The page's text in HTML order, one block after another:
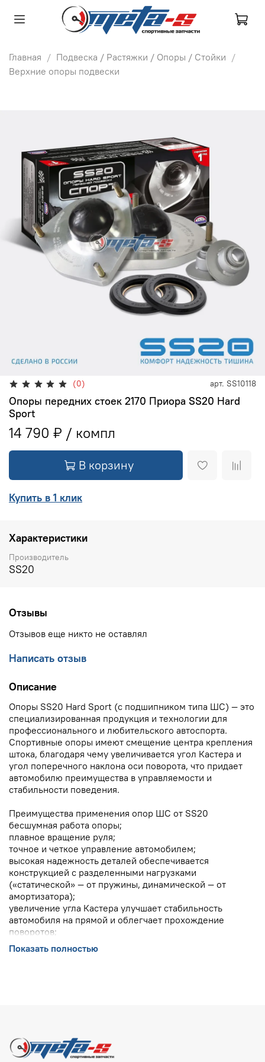
Главная
Подвеска / Растяжки / Опоры / Стойки
Верхние опоры подвески
(0) арт. SS10118
Опоры передних стоек 2170 Приора SS20 Hard
Sport
14 790 ₽
В корзину
Купить в 1 клик
Характеристики
Производитель
SS20
Отзывы
Отзывов еще никто не оставлял
Написать отзыв
Описание
Опоры SS20 Hard Sport (с подшипником типа ШС) — это
специализированная продукция и технологии для
профессионального и любительского автоспорта.
Спортивные опоры имеют смещение центра крепления
штока, благодаря чему увеличивается угол Кастера и
угол поперечного наклона оси поворота, что придает
автомобилю преимущества в управляемости и
стабильности поведения.
Преимущества применения опор ШC от SS20
бесшумная работа опоры;
плавное вращение руля;
точное и четкое управление автомобилем;
высокая надежность деталей обеспечивается
конструкцией с разделенными нагрузками
(«статической» — от пружины, динамической — от
амортизатора);
увеличение угла Кастера улучшает стабильность
автомобиля на прямой и облегчает прохождение
поворотов;
руль лучше возвращается в нейтральное положение;
улучшается точность управления, автомобиль
Применяемость для автомобилей:
Оригинальный номер OEM:
Показать полностью